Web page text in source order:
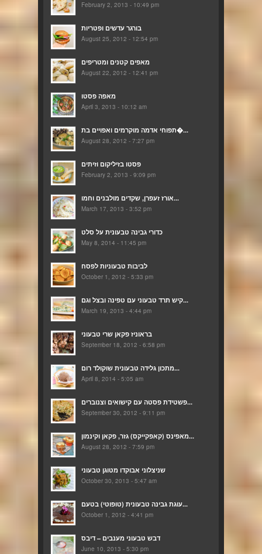
February 2, 2013 - 10:49 pm
בורגר עדשים ופטריות
August 25, 2012 - 12:54 pm
מאפים קטנים ומטריפים
August 22, 2012 - 12:41 pm
מאפה פסטו
April 3, 2013 - 10:12 am
תפוחי אדמה מוקרמים ואפויים בת�...
August 28, 2012 - 7:27 pm
פסטו בזיליקום וזיתים
February 2, 2013 - 9:09 pm
אורז זעפרן, שקדים מולבנים וחמו...
March 17, 2013 - 3:52 pm
כדורי גבינה טבעונית על סלט
May 8, 2014 - 11:45 pm
לביבות טבעוניות לפסח
October 1, 2012 - 5:33 pm
קיש תרד טבעוני עם טפינה ובצל וגם...
March 19, 2013 - 4:44 pm
בראוניז פקאן שרי טבעוני
September 18, 2012 - 6:58 pm
מתכון גלידה טבעונית שוקולד רום...
April 8, 2014 - 5:05 am
פשטידת פסטה עם קישואים וצנוברים...
September 30, 2012 - 9:11 pm
מאפינס (קאפקייקס) גזר, פקאן וקינמון...
August 28, 2012 - 7:59 pm
שניצלוני אבוקדו מטוגן טבעוני
October 30, 2013 - 5:47 am
עוגת גבינה טבעונית (טופוטי) בטעם...
October 1, 2012 - 4:41 pm
דבש טבעוני מענבים – דיבס
June 10, 2013 - 5:30 pm